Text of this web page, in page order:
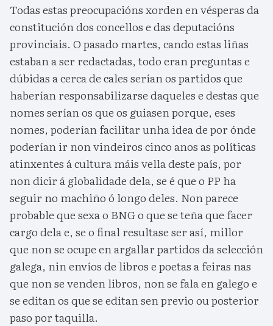
Todas estas preocupacións xorden en vésperas da
constitución dos concellos e das deputacións
provinciais. O pasado martes, cando estas liñas
estaban a ser redactadas, todo eran preguntas e
dúbidas a cerca de cales serían os partidos que
haberían responsabilizarse daqueles e destas que
nomes serían os que os guiasen porque, eses
nomes, poderían facilitar unha idea de por ónde
poderían ir non vindeiros cinco anos as políticas
atinxentes á cultura máis vella deste país, por
non dicir á globalidade dela, se é que o PP ha
seguir no machiño ó longo deles. Non parece
probable que sexa o BNG o que se teña que facer
cargo dela e, se o final resultase ser así, millor
que non se ocupe en argallar partidos da selección
galega, nin envíos de libros e poetas a feiras nas
que non se venden libros, non se fala en galego e
se editan os que se editan sen previo ou posterior
paso por taquilla.